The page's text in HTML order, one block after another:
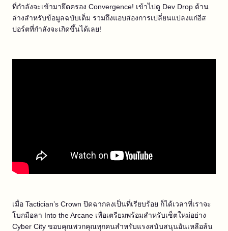
ที่กำลังจะเข้ามายึดครอง Convergence! เข้าไปดู Dev Drop ด้าน
ล่างสำหรับข้อมูลฉบับเต็ม รวมถึงแอบส่องการเปลี่ยนแปลงแก่อีส
ปอร์ตที่กำลังจะเกิดขึ้นได้เลย!
เมื่อ Tactician’s Crown ปิดฉากลงเป็นที่เรียบร้อย ก็ได้เวลาที่เราจะ
โบกมือลา Into the Arcane เพื่อเตรียมพร้อมสำหรับเซ็ตใหม่อย่าง
Cyber City ขอบคุณพวกคุณทุกคนสำหรับแรงสนับสนุนอันเหลือล้น